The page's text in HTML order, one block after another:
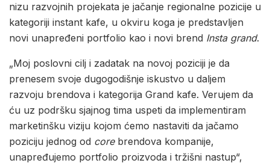
nizu razvojnih projekata je jačanje regionalne pozicije u
kategoriji instant kafe, u okviru koga je predstavljen
novi unapređeni portfolio kao i novi brend Insta grand.
„Moj poslovni cilj i zadatak na novoj poziciji je da
prenesem svoje dugogodišnje iskustvo u daljem
razvoju brendova i kategorija Grand kafe. Verujem da
ću uz podršku sjajnog tima uspeti da implementiram
marketinšku viziju kojom ćemo nastaviti da jačamo
poziciju jednog od corebrendova kompanije,
unapređujemo portfolio proizvoda i tržišni nastup“,